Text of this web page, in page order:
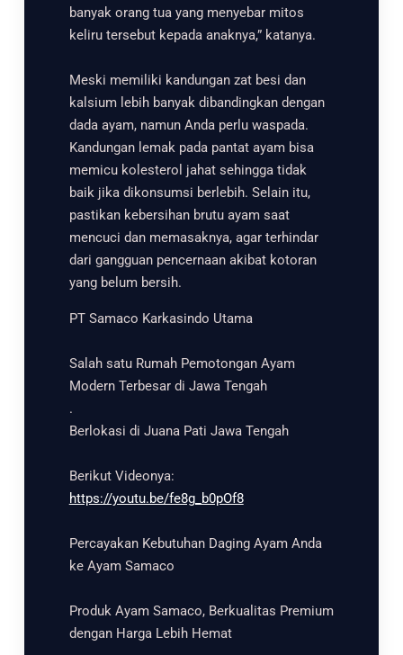
banyak orang tua yang menyebar mitos
keliru tersebut kepada anaknya,” katanya.
Meski memiliki kandungan zat besi dan
kalsium lebih banyak dibandingkan dengan
dada ayam, namun Anda perlu waspada.
Kandungan lemak pada pantat ayam bisa
memicu kolesterol jahat sehingga tidak
baik jika dikonsumsi berlebih. Selain itu,
pastikan kebersihan brutu ayam saat
mencuci dan memasaknya, agar terhindar
dari gangguan pencernaan akibat kotoran
yang belum bersih.
PT Samaco Karkasindo Utama
Salah satu Rumah Pemotongan Ayam
Modern Terbesar di Jawa Tengah
.
Berlokasi di Juana Pati Jawa Tengah
Berikut Videonya:
https://youtu.be/fe8g_b0pOf8
Percayakan Kebutuhan Daging Ayam Anda
ke Ayam Samaco
Produk Ayam Samaco, Berkualitas Premium
dengan Harga Lebih Hemat